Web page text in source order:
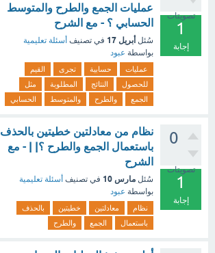
تصويتات
1
إجابة
عمليات الجمع والطرح والمتوسط
الحسابي ؟ - مع الشرح
سُئل أبريل 17 في تصنيف أسئلة تعليمية
بواسطة عبود
عمليات حسابية تجرى
القيم
للحصول
النتائج المطلوبة
مثل
الجمع
والطرح والمتوسط الحسابي
0
تصويتات
1
إجابة
نظام من معادلتين خطيتين بالحذف
باستعمال الجمع والطرح ؟| | - مع
الشرح
سُئل مارس 10 في تصنيف أسئلة تعليمية
بواسطة عبود
نظام معادلتين خطيتين
بالحذف
باستعمال
الجمع والطرح